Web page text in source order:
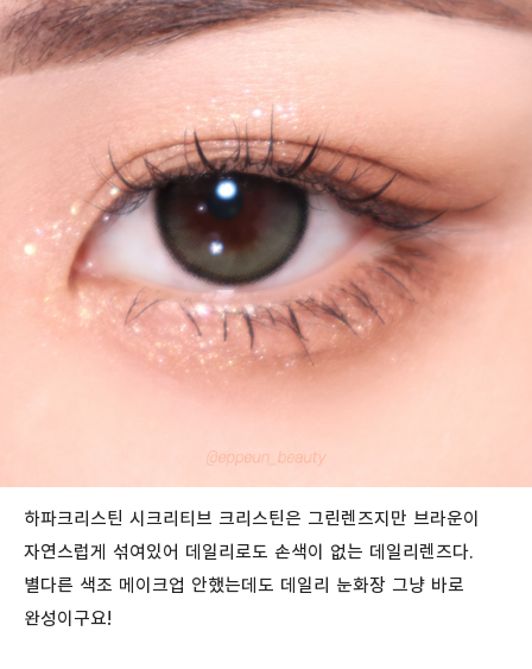
하파크리스틴 시크리티브 크리스틴은 그린렌즈지만 브라운이
자연스럽게 섞여있어 데일리로도 손색이 없는 데일리렌즈다.
별다른 색조 메이크업 안했는데도 데일리 눈화장 그냥 바로
완성이구요!